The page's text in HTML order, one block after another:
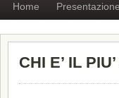
Home Presentazione
CHI E’ IL